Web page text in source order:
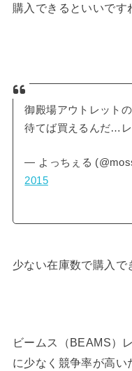
購入できるといいです
御殿場アウトレット
待てば買えるんだ…
— よっちぇる
2015
少ない在庫数で購入で
ビームス（BEAMS）
に少なく競争率が高い